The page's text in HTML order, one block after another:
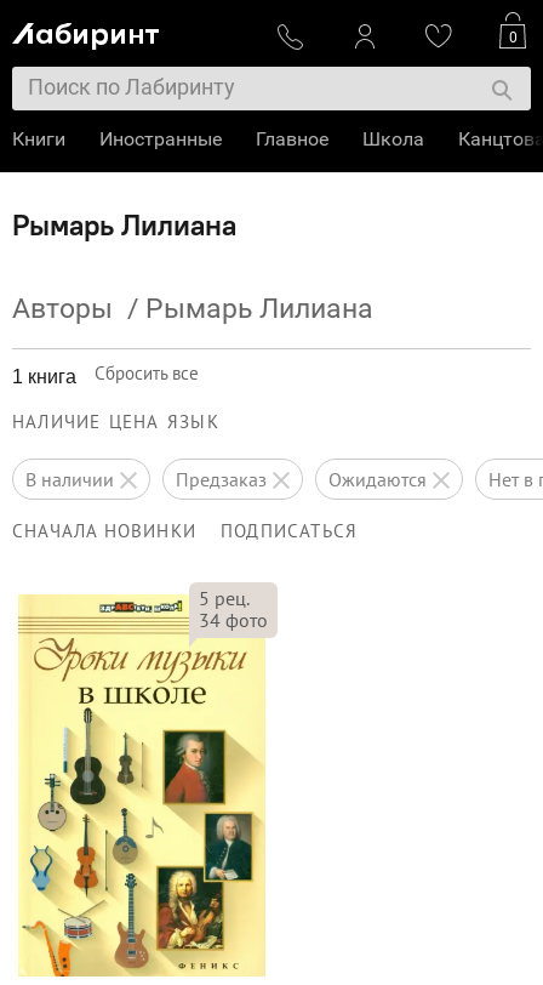
Рымарь Лилиана
Авторы / Рымарь Лилиана
1 книга Сбросить все
НАЛИЧИЕ ЦЕНА ЯЗЫК
в наличии предзаказ ожидаются нет
СНАЧАЛА НОВИНКИ ПОДПИСАТЬСЯ
5 рец.
34 фото
0
Книги Иностранные Главное Школа